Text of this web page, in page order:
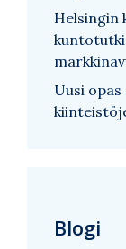
Helsingin
Uusi
Blogi